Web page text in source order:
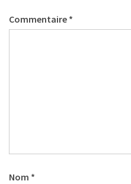
Commentaire *
Nom *